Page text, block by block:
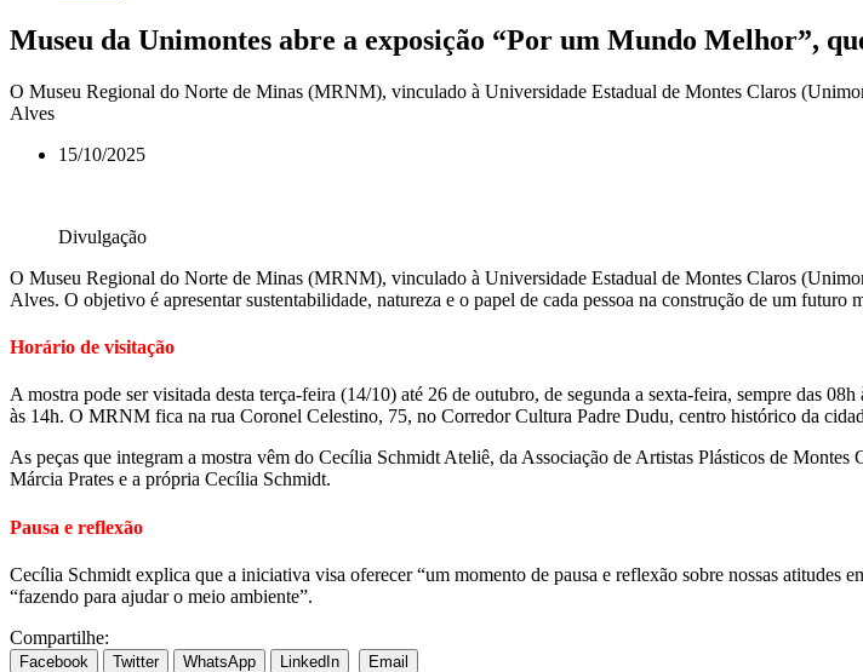
Museu da Unimontes abre a exposição “Por um Mundo Melhor”,
O Museu Regional do Norte de Minas (MRNM), vinculado à Universidade Estadual de Montes Claros
Alves
15/10/2025
Divulgação
O Museu Regional do Norte de Minas (MRNM), vinculado à Universidade Estadual de Montes Claros
Alves. O objetivo é apresentar sustentabilidade, natureza e o papel de cada pessoa na construção de um futuro
Horário de visitação
A mostra pode ser visitada desta terça-feira (14/10) até 26 de outubro, de segunda a sexta-feira, sempre das
às 14h. O MRNM fica na rua Coronel Celestino, 75, no Corredor Cultura Padre Dudu, centro histórico da
As peças que integram a mostra vêm do Cecília Schmidt Ateliê, da Associação de Artistas Plásticos de
Márcia Prates e a própria Cecília Schmidt.
Pausa e reflexão
Cecília Schmidt explica que a iniciativa visa oferecer “um momento de pausa e reflexão sobre nossas atitudes
“fazendo para ajudar o meio ambiente”.
Compartilhe:
Facebook Twitter WhatsApp LinkedIn Email